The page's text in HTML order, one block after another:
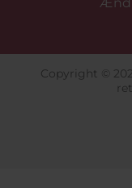
Copyright ©